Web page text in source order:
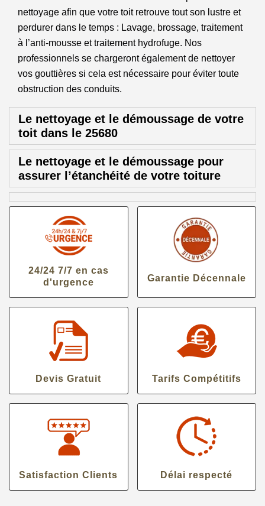
nettoyage afin que votre toit retrouve tout son lustre et
perdurer dans le temps : Lavage, brossage, traitement
à l’anti-mousse et traitement hydrofuge. Nos
professionnels se chargeront également de nettoyer
vos gouttières si cela est nécessaire pour éviter toute
obstruction des conduits.
Le nettoyage et le démoussage de votre
toit dans le 25680
Le nettoyage et le démoussage pour
assurer l’étanchéité de votre toiture
24/24 7/7 en cas
d'urgence
Garantie Décennale
Devis Gratuit Tarifs Compétitifs
Satisfaction Clients Délai respecté